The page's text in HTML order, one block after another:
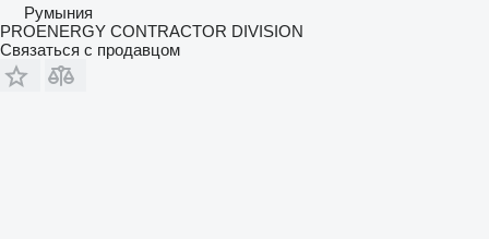
Румыния
PROENERGY CONTRACTOR DIVISION
Связаться с продавцом